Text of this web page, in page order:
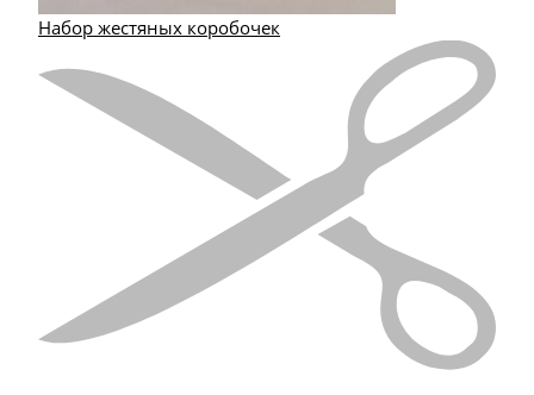
Набор жестяных коробочек